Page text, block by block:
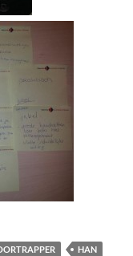
HAN